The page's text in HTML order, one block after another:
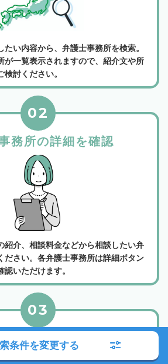
い内容から、弁護士事務所を検索。
が一覧表示されますので、紹介文や所
討ください。
務所の詳細を確認
02
紹介、相談料金などから相談したい弁
ださい。各弁護士事務所は詳細ボタン
いただけます。
ールでお問い合わせ
03
条件を変更する